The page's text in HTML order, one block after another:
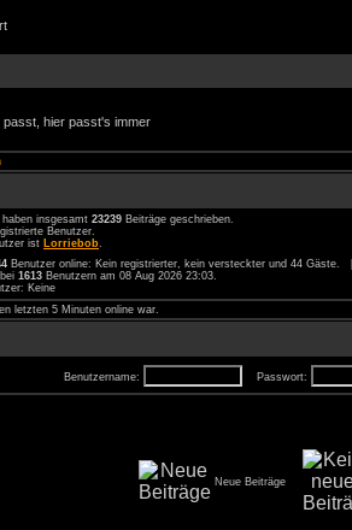
passt, hier passt's immer
insgesamt 23239 Beiträge geschrieben.
Benutzer.
ist Lorriebob.
Benutzer online: Kein registrierter, kein versteckter und 44
1613 Benutzern am 08 Aug 2026 23:03.
Keine
letzten 5 Minuten online war.
Benutzername: Passwort:
Neue Beiträge